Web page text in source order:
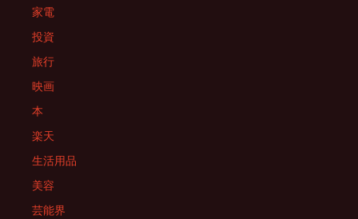
家電
投資
旅行
映画
本
楽天
生活用品
美容
芸能界